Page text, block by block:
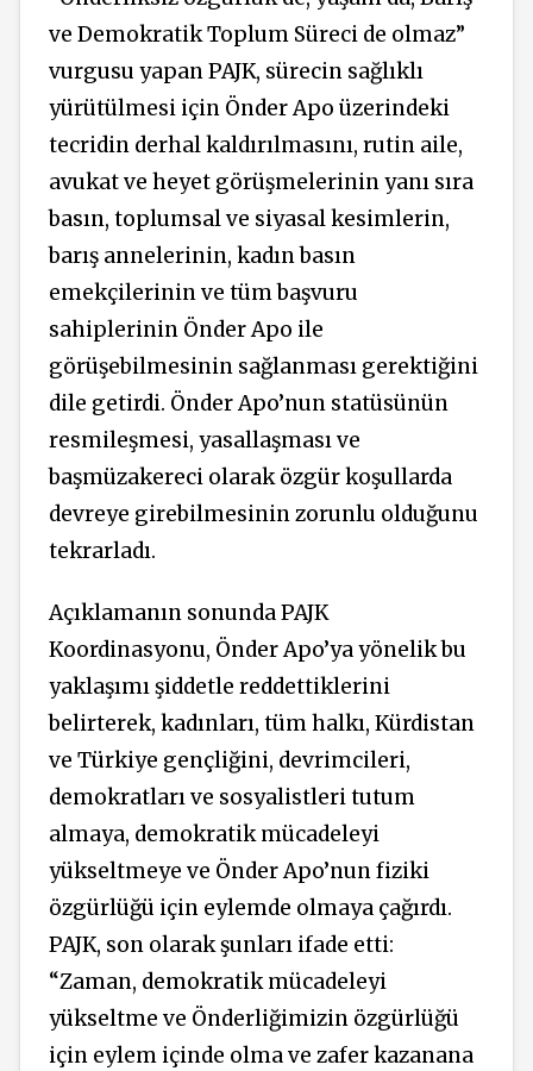
ve Demokratik Toplum Süreci de olmaz”
vurgusu yapan PAJK, sürecin sağlıklı
yürütülmesi için Önder Apo üzerindeki
tecridin derhal kaldırılmasını, rutin aile,
avukat ve heyet görüşmelerinin yanı sıra
basın, toplumsal ve siyasal kesimlerin,
barış annelerinin, kadın basın
emekçilerinin ve tüm başvuru
sahiplerinin Önder Apo ile
görüşebilmesinin sağlanması gerektiğini
dile getirdi. Önder Apo’nun statüsünün
resmileşmesi, yasallaşması ve
başmüzakereci olarak özgür koşullarda
devreye girebilmesinin zorunlu olduğunu
tekrarladı.
Açıklamanın sonunda PAJK
Koordinasyonu, Önder Apo’ya yönelik bu
yaklaşımı şiddetle reddettiklerini
belirterek, kadınları, tüm halkı, Kürdistan
ve Türkiye gençliğini, devrimcileri,
demokratları ve sosyalistleri tutum
almaya, demokratik mücadeleyi
yükseltmeye ve Önder Apo’nun fiziki
özgürlüğü için eylemde olmaya çağırdı.
PAJK, son olarak şunları ifade etti:
“Zaman, demokratik mücadeleyi
yükseltme ve Önderliğimizin özgürlüğü
için eylem içinde olma ve zafer kazanana